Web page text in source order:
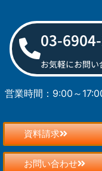
03-
お気軽にお問い
営業時間：9:00～
資料請求
お問い合わせ